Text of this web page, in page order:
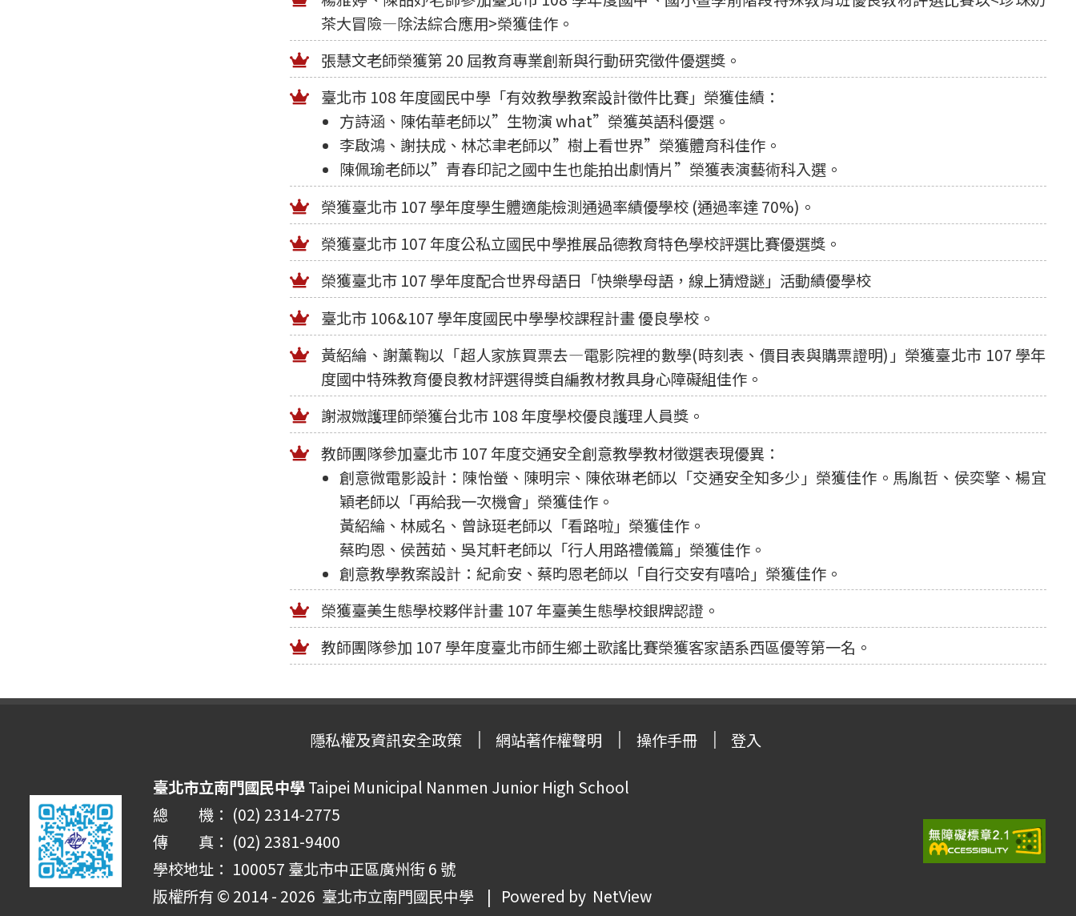
茶大冒險—除法綜合應用>榮獲佳作。
張慧文老師榮獲第 20 屆教育專業創新與行動研究徵件優選獎。
臺北市 108 年度國民中學「有效教學教案設計徵件比賽」榮獲佳績：
方詩涵、陳佑華老師以”生物演 what”榮獲英語科優選。
李啟鴻、謝扶成、林芯聿老師以”樹上看世界”榮獲體育科佳作。
陳佩瑜老師以”青春印記之國中生也能拍出劇情片”榮獲表演藝術科入選。
榮獲臺北市 107 學年度學生體適能檢測通過率績優學校 (通過率達 70%)。
榮獲臺北市 107 年度公私立國民中學推展品德教育特色學校評選比賽優選獎。
榮獲臺北市 107 學年度配合世界母語日「快樂學母語，線上猜燈謎」活動績優學校
臺北市 106&107 學年度國民中學學校課程計畫 優良學校。
黃紹綸、謝薰鞠以「超人家族買票去—電影院裡的數學(時刻表、價目表與購票證明)」榮獲臺北市 107 學年
度國中特殊教育優良教材評選得獎自編教材教具身心障礙組佳作。
謝淑媺護理師榮獲台北市 108 年度學校優良護理人員獎。
教師團隊參加臺北市 107 年度交通安全創意教學教材徵選表現優異：
創意微電影設計：陳怡螢、陳明宗、陳依琳老師以「交通安全知多少」榮獲佳作。馬胤哲、侯奕擎、楊宜
穎老師以「再給我一次機會」榮獲佳作。
黃紹綸、林威名、曾詠珽老師以「看路啦」榮獲佳作。
蔡昀恩、侯茜茹、吳芃軒老師以「行人用路禮儀篇」榮獲佳作。
創意教學教案設計：紀俞安、蔡昀恩老師以「自行交安有嘻哈」榮獲佳作。
榮獲臺美生態學校夥伴計畫 107 年臺美生態學校銀牌認證。
教師團隊參加 107 學年度臺北市師生鄉土歌謠比賽榮獲客家語系西區優等第一名。
隱私權及資訊安全政策 網站著作權聲明 操作手冊 登入
臺北市立南門國民中學Taipei Municipal Nanmen Junior High School
總 機： (02) 2314-2775
傳 真： (02) 2381-9400
學校地址： 100057 臺北市中正區廣州街 6 號
版權所有 © 2014 - 2026 臺北市立南門國民中學 | Powered by NetView